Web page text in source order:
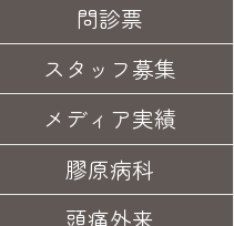
問診票
スタッフ募集
メディア実績
膠原病科
頭痛外来